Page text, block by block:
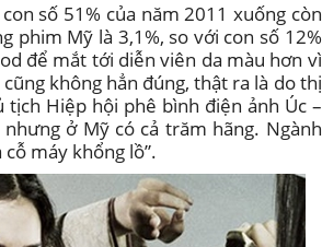
số 51% của năm 2011 xuống còn
phim Mỹ là 3,1%, so với con số 12%
để mắt tới diễn viên da màu hơn vì
không hẳn đúng, thật ra là do thị
Hiệp hội phê bình điện ảnh Úc –
ở Mỹ có cả trăm hãng. Ngành
máy khổng lồ”.